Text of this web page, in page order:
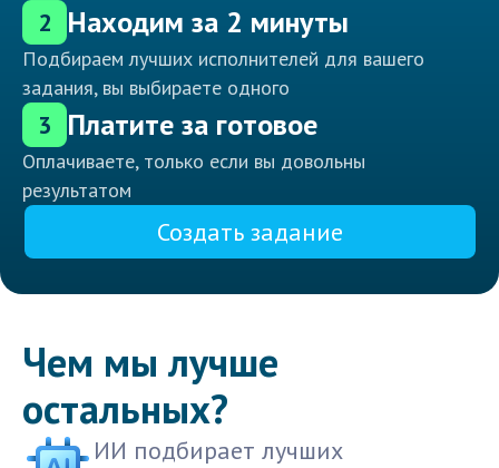
2 Находим за 2 минуты
Подбираем лучших исполнителей для вашего
задания, вы выбираете одного
3 Платите за готовое
Оплачиваете, только если вы довольны
результатом
Создать задание
Чем мы лучше
остальных?
ИИ подбирает лучших